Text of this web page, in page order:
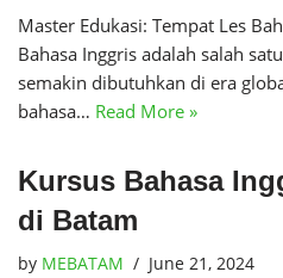
Master Edukasi: Tempat Les
Bahasa Inggris adalah salah
semakin dibutuhkan di era
bahasa… Read More »
Kursus Bahasa
di Batam
by MEBATAM June 21, 2024